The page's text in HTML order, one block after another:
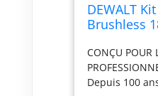
DEWALT
Brushless
DCK422P3T-
CONÇU POUR
Depuis 100